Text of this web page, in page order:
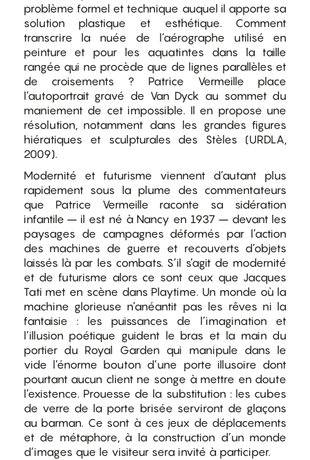
problème formel et technique auquel il apporte sa
solution plastique et esthétique. Comment
transcrire la nuée de l’aérographe utilisé en
peinture et pour les aquatintes dans la taille
rangée qui ne procède que de lignes parallèles et
de croisements ? Patrice Vermeille place
l’autoportrait gravé de Van Dyck au sommet du
maniement de cet impossible. Il en propose une
résolution, notamment dans les grandes figures
hiératiques et sculpturales des Stèles (URDLA,
2009).
Modernité et futurisme viennent d’autant plus
rapidement sous la plume des commentateurs
que Patrice Vermeille raconte sa sidération
infantile – il est né à Nancy en 1937 – devant les
paysages de campagnes déformés par l’action
des machines de guerre et recouverts d’objets
laissés là par les combats. S’il s’agit de modernité
et de futurisme alors ce sont ceux que Jacques
Tati met en scène dans Playtime. Un monde où la
machine glorieuse n’anéantit pas les rêves ni la
fantaisie : les puissances de l’imagination et
l’illusion poétique guident le bras et la main du
portier du Royal Garden qui manipule dans le
vide l’énorme bouton d’une porte illusoire dont
pourtant aucun client ne songe à mettre en doute
l’existence. Prouesse de la substitution : les cubes
de verre de la porte brisée serviront de glaçons
au barman. Ce sont à ces jeux de déplacements
et de métaphore, à la construction d’un monde
d’images que le visiteur sera invité à participer.